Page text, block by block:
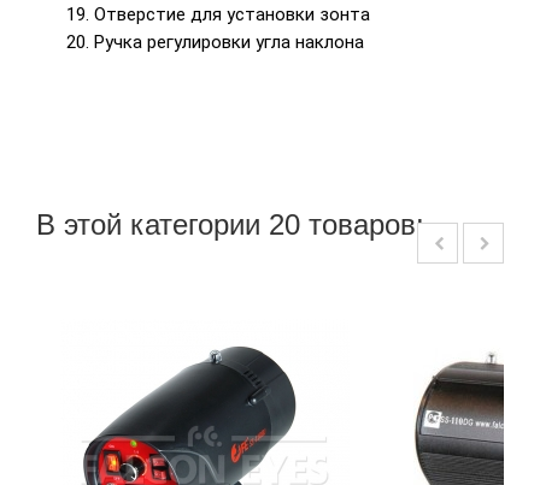
19. Отверстие для установки зонта
20. Ручка регулировки угла наклона
В этой категории 20 товаров: